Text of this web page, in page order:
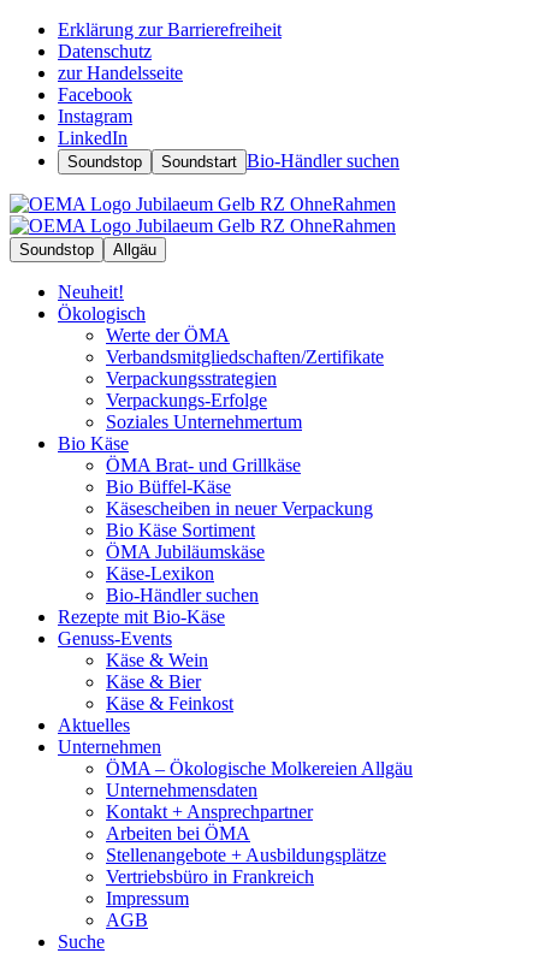
Erklärung zur Barrierefreiheit
Datenschutz
zur Handelsseite
Facebook
Instagram
LinkedIn
Soundstop Soundstart Bio-Händler suchen
Soundstop Allgäu
Neuheit!
Ökologisch
Werte der ÖMA
Verbandsmitgliedschaften/Zertifikate
Verpackungsstrategien
Verpackungs-Erfolge
Soziales Unternehmertum
Bio Käse
ÖMA Brat- und Grillkäse
Bio Büffel-Käse
Käsescheiben in neuer Verpackung
Bio Käse Sortiment
ÖMA Jubiläumskäse
Käse-Lexikon
Bio-Händler suchen
Rezepte mit Bio-Käse
Genuss-Events
Käse & Wein
Käse & Bier
Käse & Feinkost
Aktuelles
Unternehmen
ÖMA – Ökologische Molkereien Allgäu
Unternehmensdaten
Kontakt + Ansprechpartner
Arbeiten bei ÖMA
Stellenangebote + Ausbildungsplätze
Vertriebsbüro in Frankreich
Impressum
AGB
Suche